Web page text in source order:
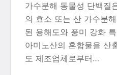
가수분해 동물성 단백질
의 효소 또는 산 가수분
된 용해도와 풍미 강화
아미노산의 혼합물을 산
도 제조업체로부터…